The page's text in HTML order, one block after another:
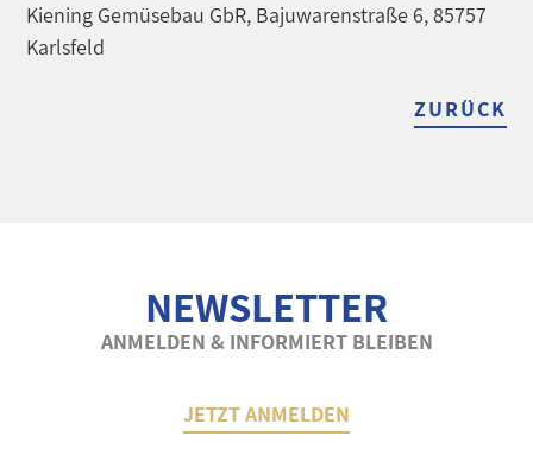
Kiening Gemüsebau GbR, Bajuwarenstraße 6, 85757
Karlsfeld
ZURÜCK
NEWSLETTER
ANMELDEN & INFORMIERT BLEIBEN
JETZT ANMELDEN